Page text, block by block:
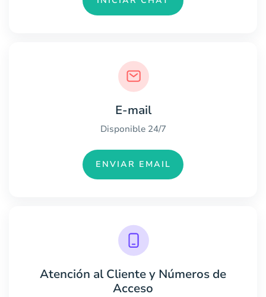
E-mail
Disponible 24/7
ENVIAR EMAIL
Atención al Cliente y Números de
Acceso